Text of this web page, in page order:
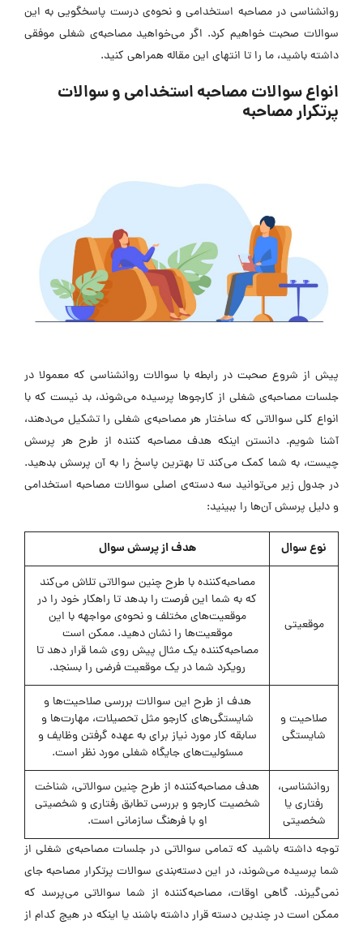
روانشناسی در مصاحبه استخدامی و نحوه‌ی درست پاسخگویی به این
سوالات صحبت خواهیم کرد. اگر می‌خواهید مصاحبه‌ی شغلی موفقی
داشته باشید، ما را تا انتهای این مقاله همراهی کنید.
انواع سوالات مصاحبه استخدامی و سوالات
پرتکرار مصاحبه
پیش از شروع صحبت در رابطه با سوالات روانشناسی که معمولا در
جلسات مصاحبه‌ی شغلی از کارجوها پرسیده می‌شوند، بد نیست که با
انواع کلی سوالاتی که ساختار هر مصاحبه‌ی شغلی را تشکیل می‌دهند،
آشنا شویم. دانستن اینکه هدف مصاحبه کننده از طرح هر پرسش
چیست، به شما کمک می‌کند تا بهترین پاسخ را به آن پرسش بدهید.
در جدول زیر می‌توانید سه دسته‌ی اصلی سوالات مصاحبه استخدامی
و دلیل پرسش آن‌ها را ببینید:
نوع سوال هدف از پرسش سوال
موقعیتی
مصاحبه‌کننده با طرح چنین سوالاتی تلاش می‌کند
که به شما این فرصت را بدهد تا راهکار خود را در
موقعیت‌های مختلف و نحوه‌ی مواجهه با این
موقعیت‌ها را نشان دهید. ممکن است
مصاحبه‌کننده یک مثال پیش روی شما قرار دهد تا
رویکرد شما در یک موقعیت فرضی را بسنجد.
صلاحیت و
شایستگی
هدف از طرح این سوالات بررسی صلاحیت‌ها و
شایستگی‌های کارجو مثل تحصیلات، مهارت‌ها و
سابقه کار مورد نیاز برای به عهده گرفتن وظایف و
مسئولیت‌های جایگاه شغلی مورد نظر است.
روانشناسی،
رفتاری یا
شخصیتی
هدف مصاحبه‌کننده از طرح چنین سوالاتی، شناخت
شخصیت کارجو و بررسی تطابق رفتاری و شخصیتی
او با فرهنگ سازمانی است.
توجه داشته باشید که تمامی سوالاتی در جلسات مصاحبه‌ی شغلی از
شما پرسیده می‌شوند، در این دسته‌بندی سوالات پرتکرار مصاحبه جای
نمی‌گیرند. گاهی اوقات، مصاحبه‌کننده از شما سوالاتی می‌پرسد که
ممکن است در چندین دسته قرار داشته باشند یا اینکه در هیچ کدام از